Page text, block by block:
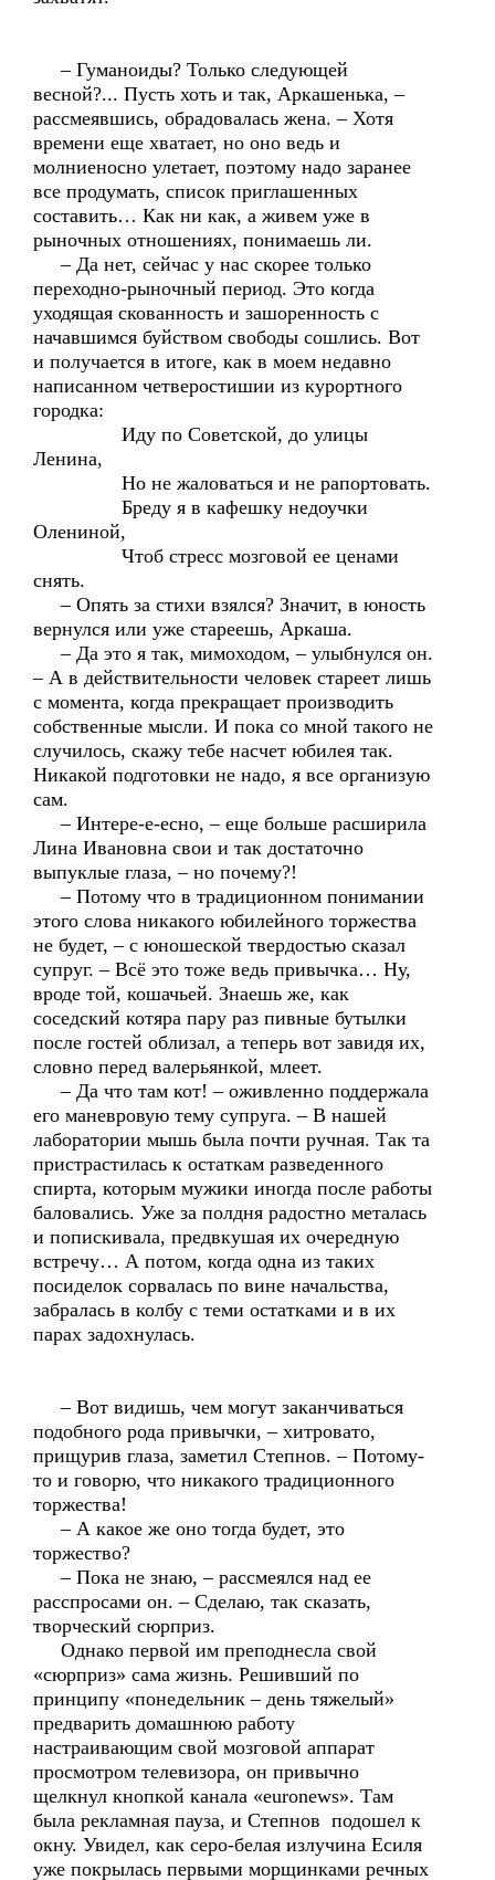
– Гуманоиды? Только следующей
весной?... Пусть хоть и так, Аркашенька, –
рассмеявшись, обрадовалась жена. – Хотя
времени еще хватает, но оно ведь и
молниеносно улетает, поэтому надо заранее
все продумать, список приглашенных
составить… Как ни как, а живем уже в
рыночных отношениях, понимаешь ли.
– Да нет, сейчас у нас скорее только
переходно-рыночный период. Это когда
уходящая скованность и зашоренность с
начавшимся буйством свободы сошлись. Вот
и получается в итоге, как в моем недавно
написанном четверостишии из курортного
городка:
Иду по Советской, до улицы
Ленина,
Но не жаловаться и не рапортовать.
Бреду я в кафешку недоучки
Олениной,
Чтоб стресс мозговой ее ценами
снять.
– Опять за стихи взялся? Значит, в юность
вернулся или уже стареешь, Аркаша.
– Да это я так, мимоходом, – улыбнулся он.
– А в действительности человек стареет лишь
с момента, когда прекращает производить
собственные мысли. И пока со мной такого не
случилось, скажу тебе насчет юбилея так.
Никакой подготовки не надо, я все организую
сам.
– Интере-е-есно, – еще больше расширила
Лина Ивановна свои и так достаточно
выпуклые глаза, – но почему?!
– Потому что в традиционном понимании
этого слова никакого юбилейного торжества
не будет, – с юношеской твердостью сказал
супруг. – Всё это тоже ведь привычка… Ну,
вроде той, кошачьей. Знаешь же, как
соседский котяра пару раз пивные бутылки
после гостей облизал, а теперь вот завидя их,
словно перед валерьянкой, млеет.
– Да что там кот! – оживленно поддержала
его маневровую тему супруга. – В нашей
лаборатории мышь была почти ручная. Так та
пристрастилась к остаткам разведенного
спирта, которым мужики иногда после работы
баловались. Уже за полдня радостно металась
и попискивала, предвкушая их очередную
встречу… А потом, когда одна из таких
посиделок сорвалась по вине начальства,
забралась в колбу с теми остатками и в их
парах задохнулась.
– Вот видишь, чем могут заканчиваться
подобного рода привычки, – хитровато,
прищурив глаза, заметил Степнов. – Потому-
то и говорю, что никакого традиционного
торжества!
– А какое же оно тогда будет, это
торжество?
– Пока не знаю, – рассмеялся над ее
расспросами он. – Сделаю, так сказать,
творческий сюрприз.
Однако первой им преподнесла свой
«сюрприз» сама жизнь. Решивший по
принципу «понедельник – день тяжелый»
предварить домашнюю работу
настраивающим свой мозговой аппарат
просмотром телевизора, он привычно
щелкнул кнопкой канала «euronews». Там
была рекламная пауза, и Степнов подошел к
окну. Увидел, как серо-белая излучина Есиля
уже покрылась первыми морщинками речных